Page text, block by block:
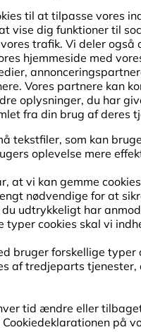
til at tilpasse vores
vise dig funktioner til
trafik. Vi deler også
hjemmeside med
Vores partnere kan
oplysninger, du har
fra din brug af deres
tekstfiler, som kan
oplevelse mere
at vi kan gemme
nødvendige for at
udtrykkeligt har
typer cookies skal vi
bruger forskellige typer
af tredjeparts tjenester,
tid ændre eller
på